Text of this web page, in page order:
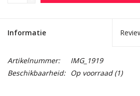
Informatie
Artikelnummer:
IMG_1919
Beschikbaarheid: Op voorraad(1)